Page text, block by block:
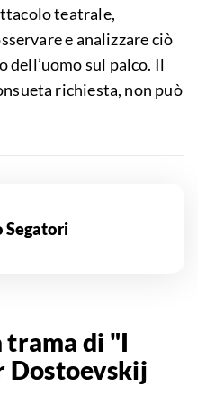
teatrale,
e analizzare ciò
dell’uomo sul palco. Il
richiesta, non può
Segatori
di "I
Dostoevskij